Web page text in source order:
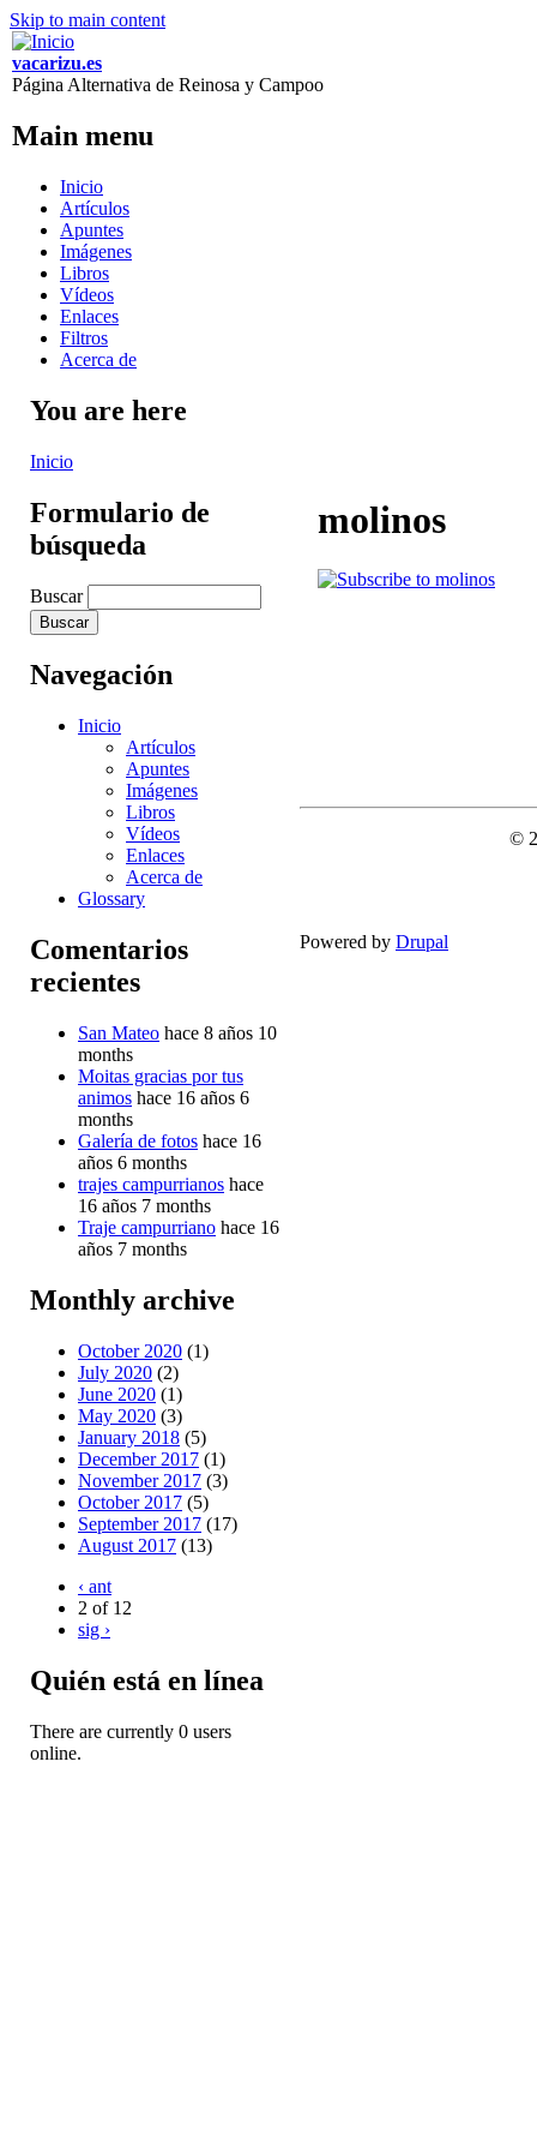
Skip to main content
vacarizu.es
Página Alternativa de Reinosa y Campoo
Main menu
Inicio
Artículos
Apuntes
Imágenes
Libros
Vídeos
Enlaces
Filtros
Acerca de
You are here
Inicio
Formulario de
búsqueda
Buscar
Navegación
Inicio
Artículos
Apuntes
Imágenes
Libros
Vídeos
Enlaces
Acerca de
Glossary
Comentarios
recientes
San Mateo hace 8 años 10
months
Moitas gracias por tus
animos hace 16 años 6
months
Galería de fotos hace 16
años 6 months
trajes campurrianos hace
16 años 7 months
Traje campurriano hace 16
años 7 months
Monthly archive
October 2020 (1)
July 2020 (2)
June 2020 (1)
May 2020 (3)
January 2018 (5)
December 2017 (1)
November 2017 (3)
October 2017 (5)
September 2017 (17)
August 2017 (13)
‹ ant
2 of 12
sig ›
Quién está en línea
There are currently 0 users
online.
molinos
©
Powered by Drupal